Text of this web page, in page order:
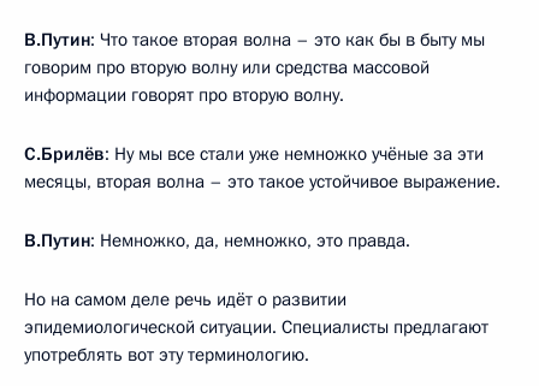
В.Путин: Что такое вторая волна – это как бы в быту мы
говорим про вторую волну или средства массовой
информации говорят про вторую волну.
С.Брилёв: Ну мы все стали уже немножко учёные за эти
месяцы, вторая волна – это такое устойчивое выражение.
В.Путин: Немножко, да, немножко, это правда.
Но на самом деле речь идёт о развитии
эпидемиологической ситуации. Специалисты предлагают
употреблять вот эту терминологию.